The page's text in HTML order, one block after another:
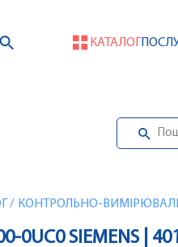
КАТАЛОГ
/ КОНТРОЛЬНО-
0UC0 SIEMENS |